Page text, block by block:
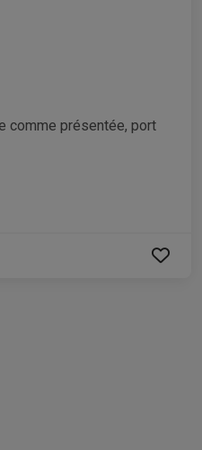
comme présentée, port